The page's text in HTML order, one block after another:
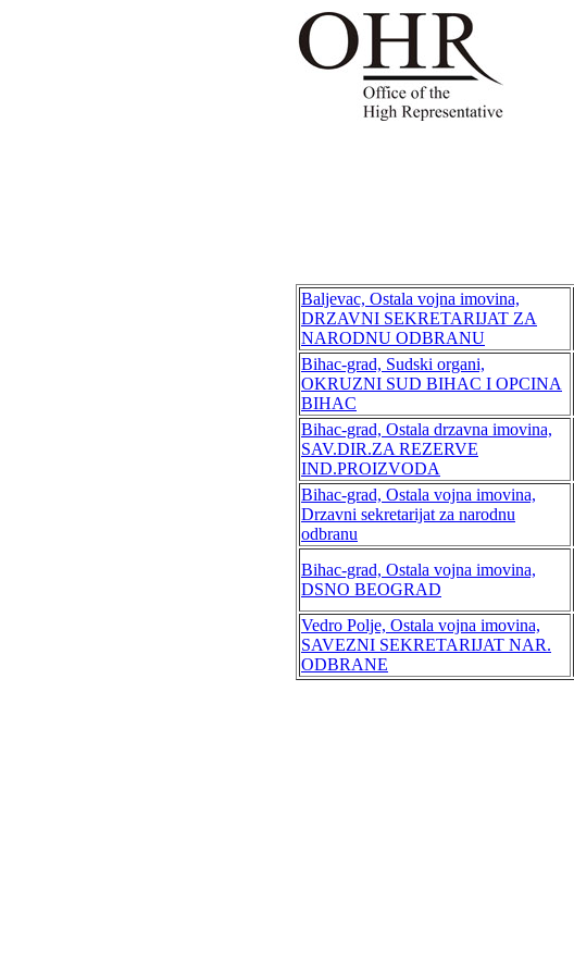
Baljevac, Ostala vojna imovina,
DRZAVNI SEKRETARIJAT ZA
NARODNU ODBRANU
Bihac-grad, Sudski organi,
OKRUZNI SUD BIHAC I OPCINA
BIHAC
Bihac-grad, Ostala drzavna imovina,
SAV.DIR.ZA REZERVE
IND.PROIZVODA
Bihac-grad, Ostala vojna imovina,
Drzavni sekretarijat za narodnu
odbranu
Bihac-grad, Ostala vojna imovina,
DSNO BEOGRAD
Vedro Polje, Ostala vojna imovina,
SAVEZNI SEKRETARIJAT NAR.
ODBRANE